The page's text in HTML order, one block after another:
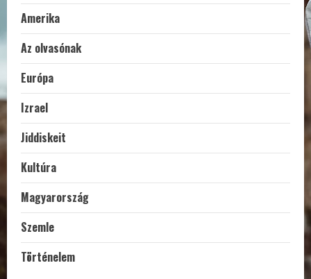
Amerika
Az olvasónak
Európa
Izrael
Jiddiskeit
Kultúra
Magyarország
Szemle
Történelem